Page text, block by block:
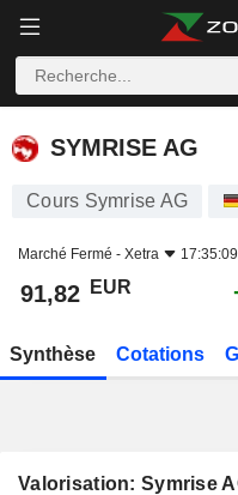
SYMRISE AG
SYMRISE AG
Cours Symrise AG
Marché Fermé - Xetra
91,82 EUR
Synthèse Cotations
Valorisation: Symrise